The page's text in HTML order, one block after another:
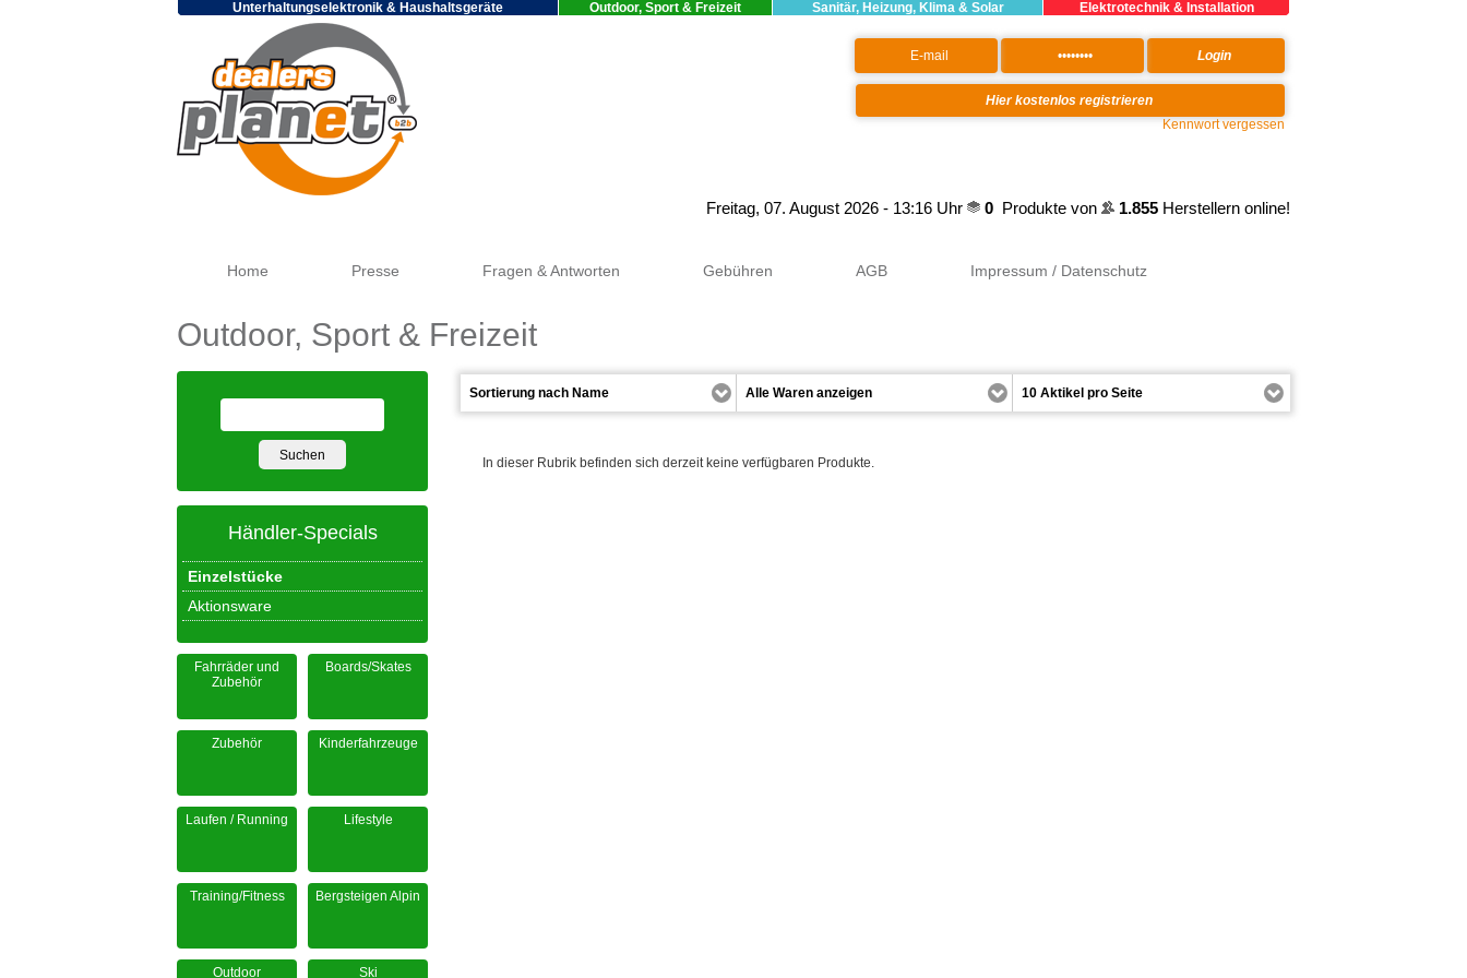
Unterhaltungselektronik & Haushaltsgeräte Outdoor, Sport & Freizeit Sanitär, Heizung, Klima & Solar Elektrotechnik & Installation
Kennwort vergessen
Freitag, 07. August 2026 - 13:16 Uhr 0 Produkte von 1.855 Herstellern online!
Home Presse Fragen & Antworten Gebühren AGB Impressum / Datenschutz
Outdoor, Sport & Freizeit
In dieser Rubrik befinden sich derzeit keine verfügbaren Produkte.
Händler-Specials
Einzelstücke
Aktionsware
Fahrräder und
Zubehör
Boards/Skates
Zubehör Kinderfahrzeuge
Laufen / Running Lifestyle
Training/Fitness Bergsteigen Alpin
Outdoor Ski